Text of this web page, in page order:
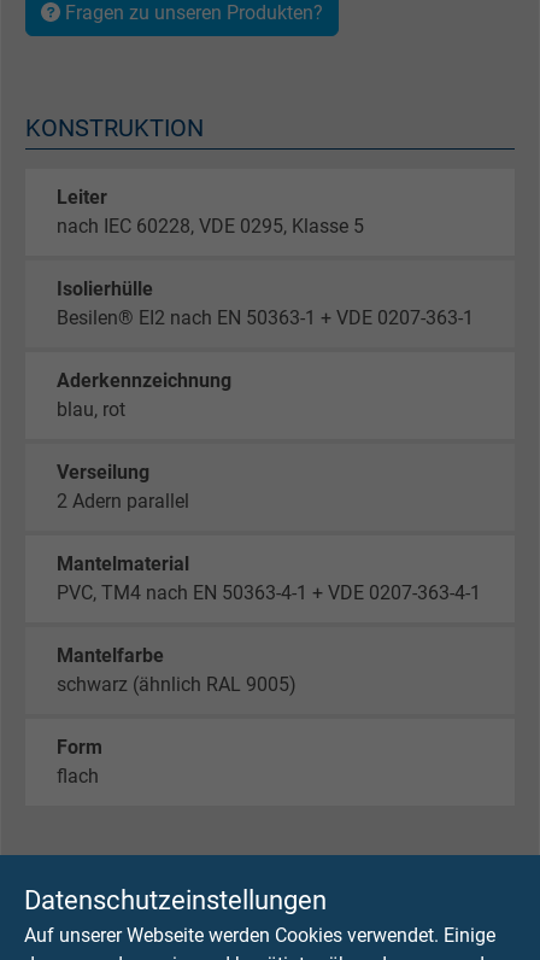
Datenschutzeinstellungen
Auf unserer Webseite werden Cookies verwendet. Einige
Fragen zu unseren Produkten?
KONSTRUKTION
Leiter
nach IEC 60228, VDE 0295, Klasse 5
Isolierhülle
Besilen® EI2 nach EN 50363-1 + VDE 0207-363-1
Aderkennzeichnung
blau, rot
Verseilung
2 Adern parallel
Mantelmaterial
PVC, TM4 nach EN 50363-4-1 + VDE 0207-363-4-1
Mantelfarbe
schwarz (ähnlich RAL 9005)
Form
flach
Nennspannung